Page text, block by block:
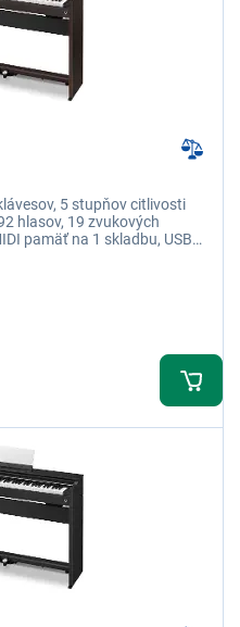
5 stupňov citlivosti
hlasov, 19 zvukových
pamäť na 1 skladbu, USB